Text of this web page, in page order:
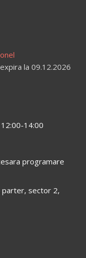
expira la 09.12.2026
12:00-14:00
programare
parter, sector 2,